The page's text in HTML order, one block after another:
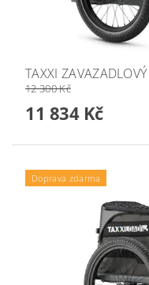
TAXXI
12 300 Kč
11 834 Kč
Doprava zdarma